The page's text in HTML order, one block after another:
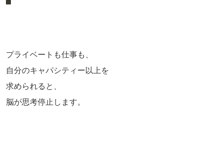
プライベートも仕事も、
自分のキャパシティー以上を
求められると、
脳が思考停止します。